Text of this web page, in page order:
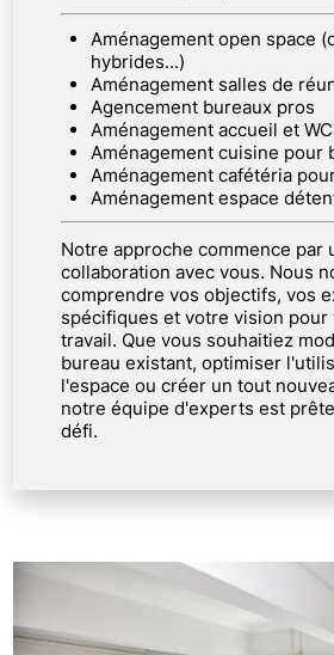
Aménagement open space (collaboratifs,
hybrides...)
Aménagement salles de
Agencement bureaux pros
Aménagement accueil et WC
Aménagement cuisine pour
Aménagement cafétéria
Aménagement espace
Notre approche commence par
collaboration avec vous. Nous
comprendre vos objectifs, vos
spécifiques et votre vision pour
travail. Que vous souhaitiez
bureau existant, optimiser
l'espace ou créer un tout
notre équipe d'experts est
défi.